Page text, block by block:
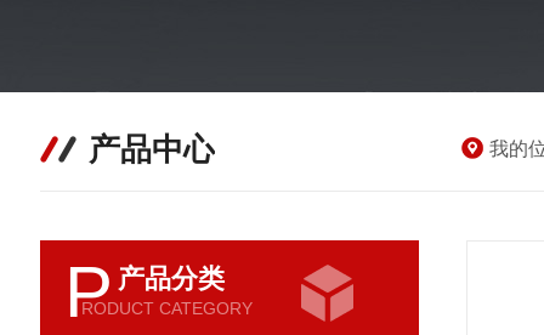
产品中心 我的
P 产品分类
RODUCT CATEGORY